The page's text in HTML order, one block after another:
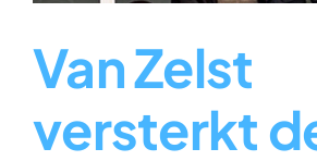
Van Zelst
versterkt